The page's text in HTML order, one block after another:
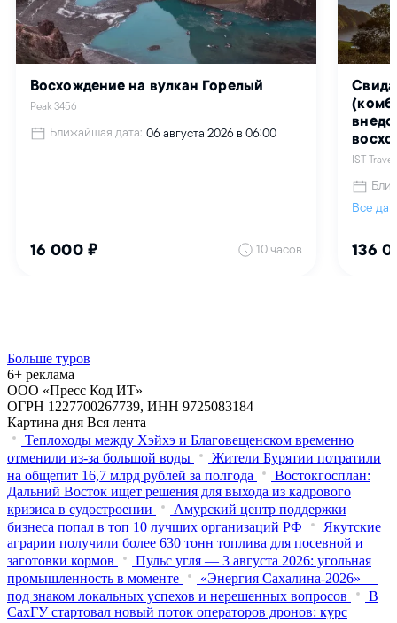
Больше туров
6+ реклама
ООО «Пресс Код ИТ»
ОГРН 1227700267739, ИНН 9725083184
Картина дня Вся лента
Теплоходы между Хэйхэ и Благовещенском временно
отменили из-за большой воды
Жители Бурятии потратили
на общепит 16,7 млрд рублей за полгода
Востокгосплан:
Дальний Восток ищет решения для выхода из кадрового
кризиса в судостроении
Амурский центр поддержки
бизнеса попал в топ 10 лучших организаций РФ
Якутские
аграрии получили более 630 тонн топлива для посевной и
заготовки кормов
Пульс угля — 3 августа 2026: угольная
промышленность в моменте
«Энергия Сахалина-2026» —
под знаком локальных успехов и нерешенных вопросов
В
СахГУ стартовал новый поток операторов дронов: курс